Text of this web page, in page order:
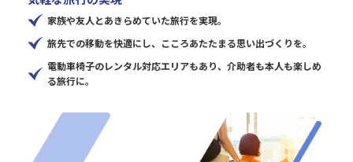
家族や友人とあきらめていた旅行を実現。
旅先での移動を快適にし、こころあたたまる思い出づくりを。
電動車椅子のレンタル対応エリアもあり、介助者も本人も楽しめ
る旅行に。